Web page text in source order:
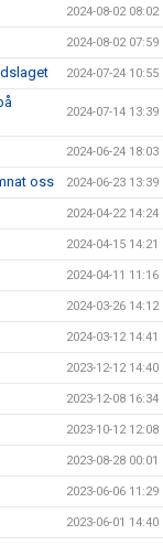
2024-08-02 08:02
2024-08-02 07:59
2024-07-24 10:55
2024-07-14 13:39
2024-06-24 18:03
oss 2024-06-23 13:39
2024-04-22 14:24
2024-04-15 14:21
2024-04-11 11:16
2024-03-26 14:12
2024-03-12 14:41
2023-12-12 14:40
2023-12-08 16:34
2023-10-12 12:08
2023-08-28 00:01
2023-06-06 11:29
2023-06-01 14:40